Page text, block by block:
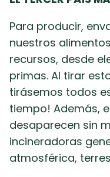
Para producir,
nuestros
recursos, desde
primas. Al tirar
tirásemos todos
tiempo! Además,
desaparecen sin
incineradoras
atmosférica,